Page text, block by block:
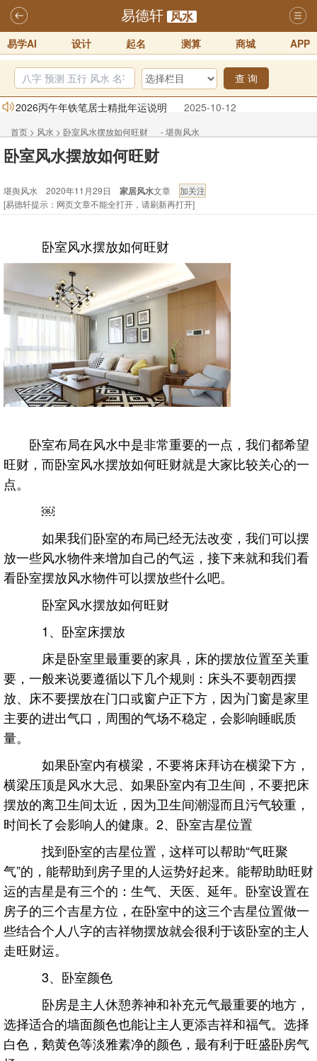
易德轩 风水
易学AI 设计 起名 测算 商城 APP
查 询
2026丙午年铁笔居士精批年运说明
2025-10-12
易德轩首席风水大师铁笔居士简介！！
易德轩通告：本网站易德轩商标及LOGO注册声明
体验！！
2025-07-01
易德轩网重构及升能完成，欢迎大家来体验新程序及感觉！！
2026年化太岁锦囊属马、鼠、牛、龙、兔、狗、鸡生肖化太岁开始预
2025-10-01
首页 > 风水 > 卧室风水摆放如何旺财 - 堪舆风水
卧室风水摆放如何旺财
堪舆风水 2020年11月29日 家居风水文章
[易德轩提示：网页文章不能全打开，请刷新再打开]
卧室风水摆放如何旺财
卧室布局在风水中是非常重要的一点，我们都希望
旺财，而卧室风水摆放如何旺财就是大家比较关心的一
点。
￼
如果我们卧室的布局已经无法改变，我们可以摆
放一些风水物件来增加自己的气运，接下来就和我们看
看卧室摆放风水物件可以摆放些什么吧。
卧室风水摆放如何旺财
1、卧室床摆放
床是卧室里最重要的家具，床的摆放位置至关重
要，一般来说要遵循以下几个规则：床头不要朝西摆
放、床不要摆放在门口或窗户正下方，因为门窗是家里
主要的进出气口，周围的气场不稳定，会影响睡眠质
量。
如果卧室内有横梁，不要将床拜访在横梁下方，
横梁压顶是风水大忌、如果卧室内有卫生间，不要把床
摆放的离卫生间太近，因为卫生间潮湿而且污气较重，
时间长了会影响人的健康。2、卧室吉星位置
找到卧室的吉星位置，这样可以帮助“气旺聚
气”的，能帮助到房子里的人运势好起来。能帮助助旺财
运的吉星是有三个的：生气、天医、延年。卧室设置在
房子的三个吉星方位，在卧室中的这三个吉星位置做一
些结合个人八字的吉祥物摆放就会很利于该卧室的主人
走旺财运。
3、卧室颜色
卧房是主人休憩养神和补充元气最重要的地方，
选择适合的墙面颜色也能让主人更添吉祥和福气。选择
白色，鹅黄色等淡雅素净的颜色，最有利于旺盛卧房气